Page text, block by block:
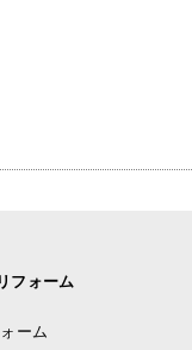
フォーム
ーム